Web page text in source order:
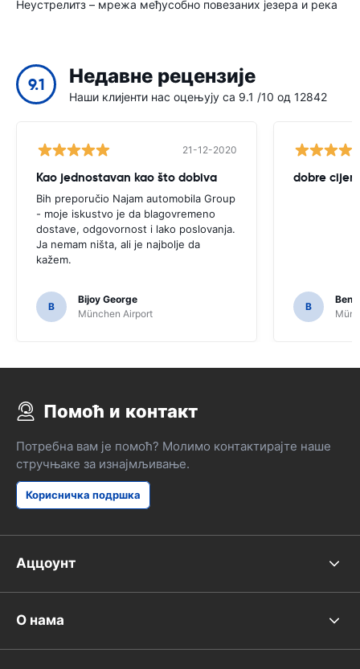
Неустрелитз – мрежа међусобно повезаних језера и река
9.1 Недавне рецензије
Наши клијенти нас оцењују са 9.1 /10 од 12842
21-12-2020
Kao jednostavan kao što dobiva
Bih preporučio Najam automobila Group
- moje iskustvo je da blagovremeno
dostave, odgovornost i lako poslovanja.
Ja nemam ništa, ali je najbolje da
kažem.
B
Bijoy George
München Airport
dobre
B
Помоћ и контакт
Потребна вам је помоћ? Молимо контактирајте наше
стручњаке за изнајмљивање.
Корисничка подршка
Аццоунт
О нама